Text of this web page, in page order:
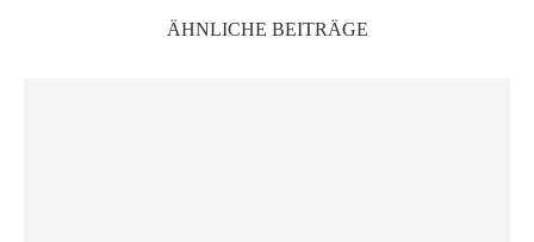
ÄHNLICHE BEITRÄGE